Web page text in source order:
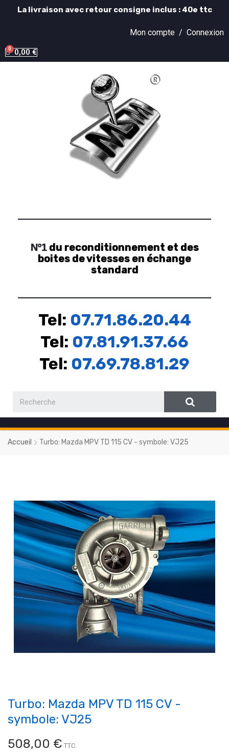
La livraison avec retour consigne inclus : 40e ttc
Mon compte / Connexion
0,00 €
Nº1du reconditionnement et des
boites de vitesses en échange
standard
Tel: 07.71.86.20.44
Tel: 07.81.91.37.66
Tel: 07.69.78.81.29
Accueil Turbo: Mazda MPV TD 115 CV - symbole: VJ25
Turbo: Mazda MPV TD 115 CV -
symbole: VJ25
508,00 € TTC